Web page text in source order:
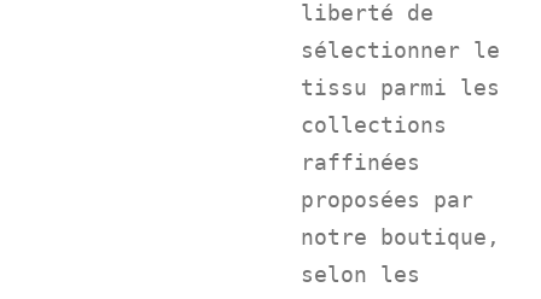
liberté de
sélectionner le
tissu parmi les
collections
raffinées
proposées par
notre boutique,
selon les